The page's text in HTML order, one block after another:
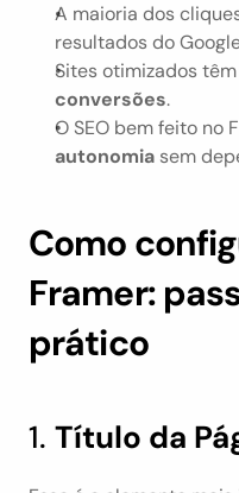
A maioria dos
resultados do
Sites otimizados têm
conversões.
autonomia sem
Como
Framer:
prático
1. Título da